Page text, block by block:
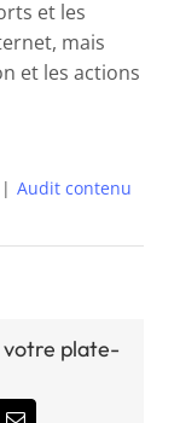
et les
mais
et les actions
| Audit contenu
votre plate-